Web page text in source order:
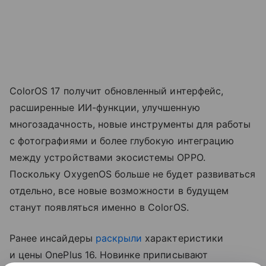
ColorOS 17 получит обновленный интерфейс,
расширенные ИИ-функции, улучшенную
многозадачность, новые инструменты для работы
с фотографиями и более глубокую интеграцию
между устройствами экосистемы OPPO.
Поскольку OxygenOS больше не будет развиваться
отдельно, все новые возможности в будущем
станут появляться именно в ColorOS.
Ранее инсайдеры раскрыли характеристики
и цены OnePlus 16. Новинке приписывают